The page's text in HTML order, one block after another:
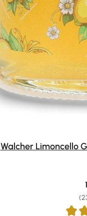
Walcher Limoncello